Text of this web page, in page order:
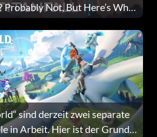
Probably Not, But Here’s Why
sind derzeit zwei separate
in Arbeit. Hier ist der Grund